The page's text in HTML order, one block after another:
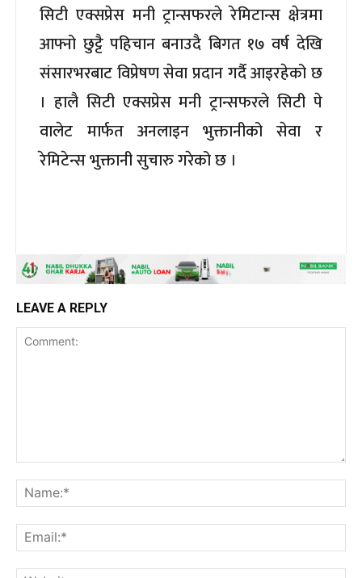
सिटी एक्सप्रेस मनी ट्रान्सफरले रेमिटान्स क्षेत्रमा
आफ्नो छुट्टै पहिचान बनाउदै बिगत १७ वर्ष देखि
संसारभरबाट विप्रेषण सेवा प्रदान गर्दै आइरहेको छ
। हालै सिटी एक्सप्रेस मनी ट्रान्सफरले सिटी पे
वालेट मार्फत अनलाइन भुक्तानीको सेवा र
रेमिटेन्स भुक्तानी सुचारु गरेको छ ।
LEAVE A REPLY